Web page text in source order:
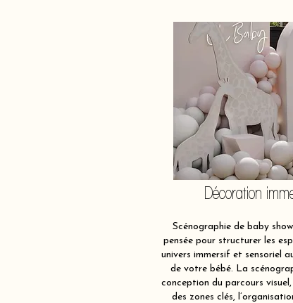
Décoration
Scénographie de baby
pensée pour structurer les
univers immersif et sensoriel
de votre bébé. La
conception du parcours visuel,
des zones clés,